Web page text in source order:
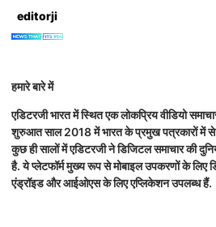
editorji
हमारे बारे में
एडिटरजी भारत में स्थित एक लोकप्रिय वीडियो
शुरुआत साल 2018 में भारत के प्रमुख पत्रकारों में से
कुछ ही सालों में एडिटरजी ने डिजिटल समाचार की
है. ये प्लेटफॉर्म मुख्य रूप से मोबाइल उपकरणों के लिए
एंड्रॉइड और आईओएस के लिए एप्लिकेशन उपलब्ध हैं.